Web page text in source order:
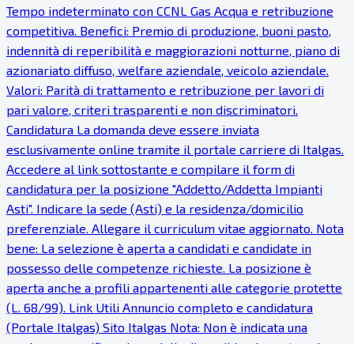
Tempo indeterminato con CCNL Gas Acqua e retribuzione
competitiva. Benefici: Premio di produzione, buoni pasto,
indennità di reperibilità e maggiorazioni notturne, piano di
azionariato diffuso, welfare aziendale, veicolo aziendale.
Valori: Parità di trattamento e retribuzione per lavori di
pari valore, criteri trasparenti e non discriminatori.
Candidatura La domanda deve essere inviata
esclusivamente online tramite il portale carriere di Italgas.
Accedere al link sottostante e compilare il form di
candidatura per la posizione "Addetto/Addetta Impianti
Asti". Indicare la sede (Asti) e la residenza/domicilio
preferenziale. Allegare il curriculum vitae aggiornato. Nota
bene: La selezione è aperta a candidati e candidate in
possesso delle competenze richieste. La posizione è
aperta anche a profili appartenenti alle categorie protette
(L. 68/99). Link Utili Annuncio completo e candidatura
(Portale Italgas) Sito Italgas Nota: Non è indicata una